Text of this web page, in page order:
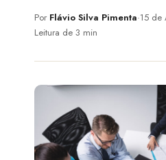
Por Flávio Silva Pimenta·15 de
Leitura de 3 min